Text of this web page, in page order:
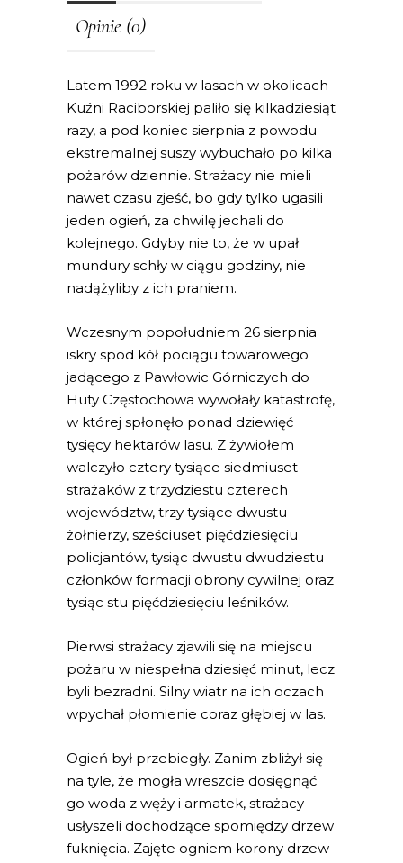
Opinie (0)
Latem 1992 roku w lasach w okolicach
Kuźni Raciborskiej paliło się kilkadziesiąt
razy, a pod koniec sierpnia z powodu
ekstremalnej suszy wybuchało po kilka
pożarów dziennie. Strażacy nie mieli
nawet czasu zjeść, bo gdy tylko ugasili
jeden ogień, za chwilę jechali do
kolejnego. Gdyby nie to, że w upał
mundury schły w ciągu godziny, nie
nadążyliby z ich praniem.
Wczesnym popołudniem 26 sierpnia
iskry spod kół pociągu towarowego
jadącego z Pawłowic Górniczych do
Huty Częstochowa wywołały katastrofę,
w której spłonęło ponad dziewięć
tysięcy hektarów lasu. Z żywiołem
walczyło cztery tysiące siedmiuset
strażaków z trzydziestu czterech
województw, trzy tysiące dwustu
żołnierzy, sześciuset pięćdziesięciu
policjantów, tysiąc dwustu dwudziestu
członków formacji obrony cywilnej oraz
tysiąc stu pięćdziesięciu leśników.
Pierwsi strażacy zjawili się na miejscu
pożaru w niespełna dziesięć minut, lecz
byli bezradni. Silny wiatr na ich oczach
wpychał płomienie coraz głębiej w las.
Ogień był przebiegły. Zanim zbliżył się
na tyle, że mogła wreszcie dosięgnąć
go woda z węży i armatek, strażacy
usłyszeli dochodzące spomiędzy drzew
fuknięcia. Zajęte ogniem korony drzew